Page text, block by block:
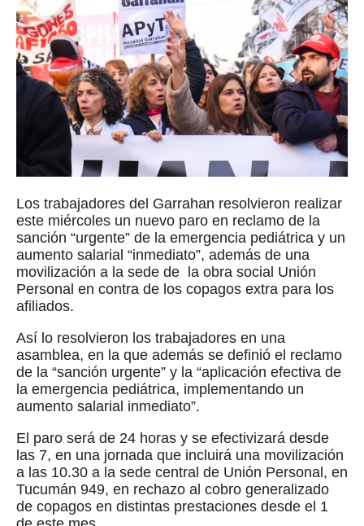
Los trabajadores del Garrahan resolvieron realizar
este miércoles un nuevo paro en reclamo de la
sanción “urgente” de la emergencia pediátrica y un
aumento salarial “inmediato”, además de una
movilización a la sede de la obra social Unión
Personal en contra de los copagos extra para los
afiliados.
Así lo resolvieron los trabajadores en una
asamblea, en la que además se definió el reclamo
de la “sanción urgente” y la “aplicación efectiva de
la emergencia pediátrica, implementando un
aumento salarial inmediato”.
El paro será de 24 horas y se efectivizará desde
las 7, en una jornada que incluirá una movilización
a las 10.30 a la sede central de Unión Personal, en
Tucumán 949, en rechazo al cobro generalizado
de copagos en distintas prestaciones desde el 1